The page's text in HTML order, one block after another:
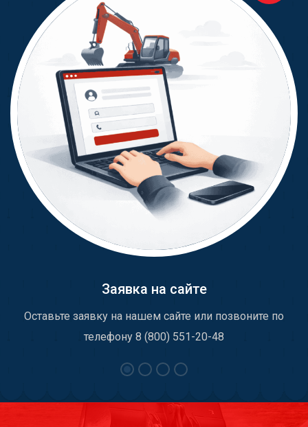
Заявка на сайте
Оставьте заявку на нашем сайте или позвоните по
телефону 8 (800) 551-20-48